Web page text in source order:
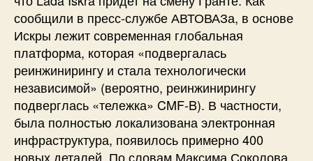
сообщили в пресс-службе АВТОВАЗа, в основе
Искры лежит современная глобальная
платформа, которая «подвергалась
реинжинирингу и стала технологически
независимой» (вероятно, реинжинирингу
подверглась «тележка» CMF-B). В частности,
была полностью локализована электронная
инфраструктура, появилось примерно 400
новых деталей. По словам Максима Соколова,